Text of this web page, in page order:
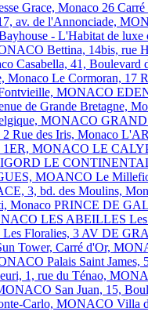
Grace, Monaco 26
av. de l'Annonciade,
- L'Habitat de luxe
Bettina, 14bis, rue
Casabella, 41,
Monaco Le Cormoran, 17
MONACO
de Grande Bretagne,
MONACO
2 Rue des Iris, Monaco
MONACO LE
LE
MOANCO Le
3, bd. des Moulins,
Monaco PRINCE DE
LES ABEILLES
Les Floralies, 3 AV DE
Tower, Carré d'Or,
Palais Saint James,
1, rue du Ténao,
San Juan, 15,
Carlo, MONACO Villa